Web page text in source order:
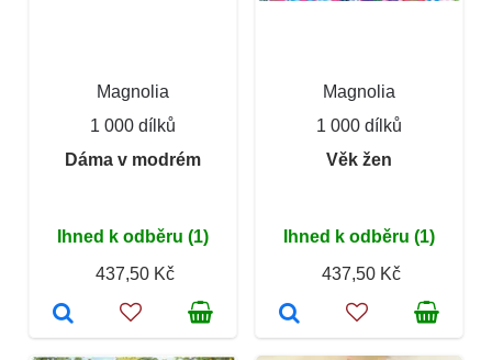
Magnolia
1 000 dílků
Dáma v modrém
Ihned k odběru (1)
437,50 Kč
Magnolia
1 000 dílků
Věk žen
Ihned k odběru (1)
437,50 Kč